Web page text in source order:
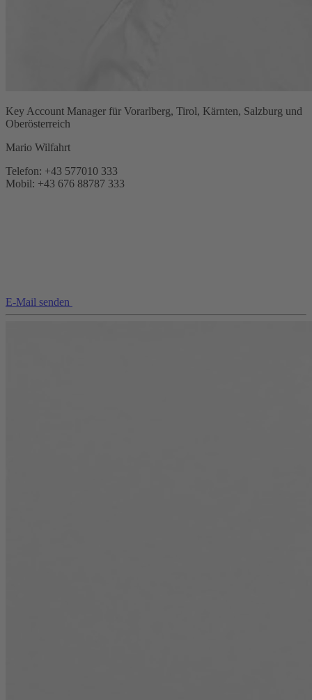
Key Account Manager für Vorarlberg, Tirol, Kärnten, Salzburg und
Oberösterreich
Mario Wilfahrt
Telefon: +43 577010 333
Mobil: +43 676 88787 333
E-Mail senden